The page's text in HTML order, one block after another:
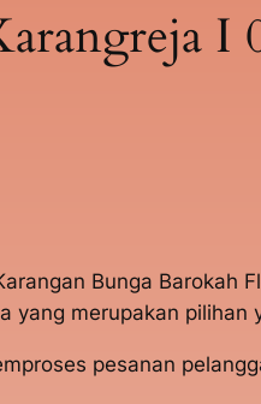
I
Bunga
yang merupakan pilihan
pesanan